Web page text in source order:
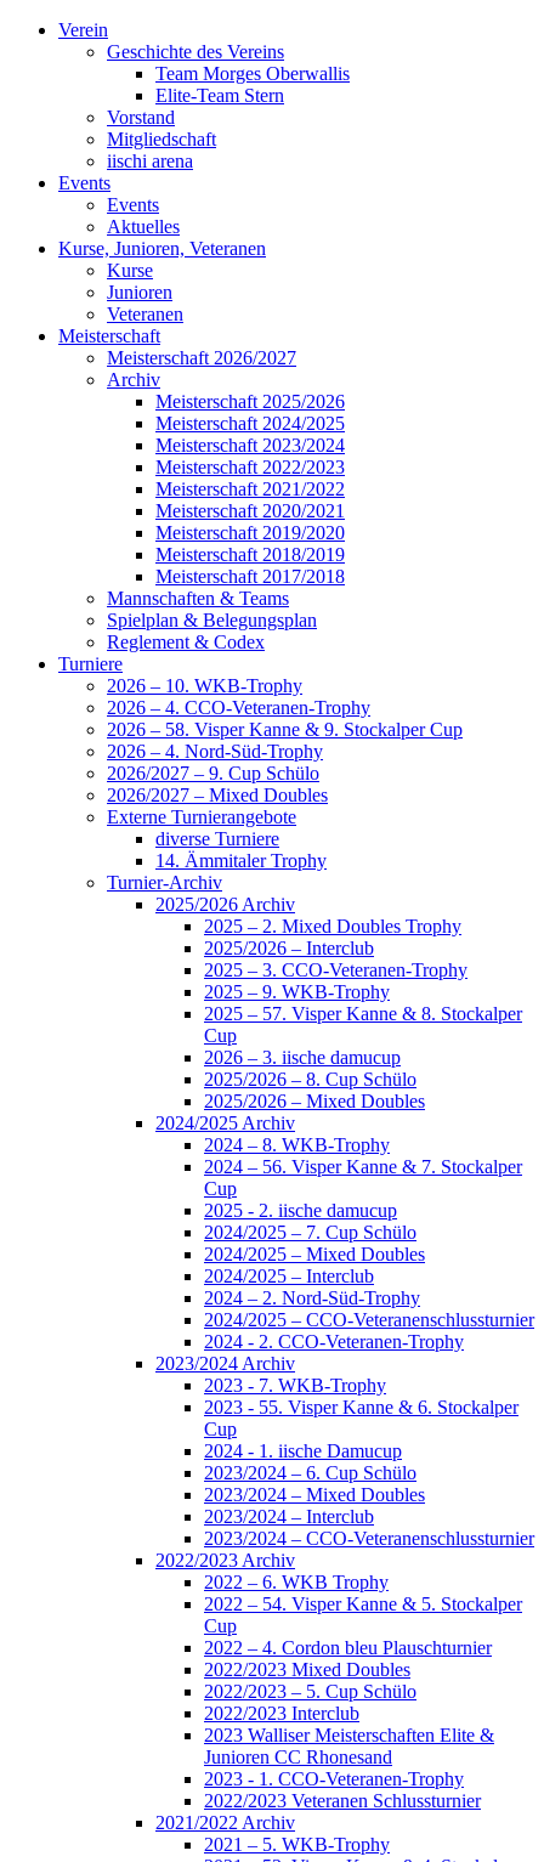
Verein
Geschichte des Vereins
Team Morges Oberwallis
Elite-Team Stern
Vorstand
Mitgliedschaft
iischi arena
Events
Events
Aktuelles
Kurse, Junioren, Veteranen
Kurse
Junioren
Veteranen
Meisterschaft
Meisterschaft 2026/2027
Archiv
Meisterschaft 2025/2026
Meisterschaft 2024/2025
Meisterschaft 2023/2024
Meisterschaft 2022/2023
Meisterschaft 2021/2022
Meisterschaft 2020/2021
Meisterschaft 2019/2020
Meisterschaft 2018/2019
Meisterschaft 2017/2018
Mannschaften & Teams
Spielplan & Belegungsplan
Reglement & Codex
Turniere
2026 – 10. WKB-Trophy
2026 – 4. CCO-Veteranen-Trophy
2026 – 58. Visper Kanne & 9. Stockalper Cup
2026 – 4. Nord-Süd-Trophy
2026/2027 – 9. Cup Schülo
2026/2027 – Mixed Doubles
Externe Turnierangebote
diverse Turniere
14. Ämmitaler Trophy
Turnier-Archiv
2025/2026 Archiv
2025 – 2. Mixed Doubles Trophy
2025/2026 – Interclub
2025 – 3. CCO-Veteranen-Trophy
2025 – 9. WKB-Trophy
2025 – 57. Visper Kanne & 8. Stockalper
Cup
2026 – 3. iische damucup
2025/2026 – 8. Cup Schülo
2025/2026 – Mixed Doubles
2024/2025 Archiv
2024 – 8. WKB-Trophy
2024 – 56. Visper Kanne & 7. Stockalper
Cup
2025 - 2. iische damucup
2024/2025 – 7. Cup Schülo
2024/2025 – Mixed Doubles
2024/2025 – Interclub
2024 – 2. Nord-Süd-Trophy
2024/2025 – CCO-Veteranenschlussturnier
2024 - 2. CCO-Veteranen-Trophy
2023/2024 Archiv
2023 - 7. WKB-Trophy
2023 - 55. Visper Kanne & 6. Stockalper
Cup
2024 - 1. iische Damucup
2023/2024 – 6. Cup Schülo
2023/2024 – Mixed Doubles
2023/2024 – Interclub
2023/2024 – CCO-Veteranenschlussturnier
2022/2023 Archiv
2022 – 6. WKB Trophy
2022 – 54. Visper Kanne & 5. Stockalper
Cup
2022 – 4. Cordon bleu Plauschturnier
2022/2023 Mixed Doubles
2022/2023 – 5. Cup Schülo
2022/2023 Interclub
2023 Walliser Meisterschaften Elite &
Junioren CC Rhonesand
2023 - 1. CCO-Veteranen-Trophy
2022/2023 Veteranen Schlussturnier
2021/2022 Archiv
2021 – 5. WKB-Trophy